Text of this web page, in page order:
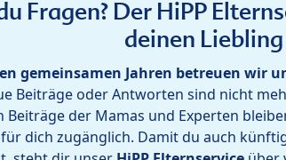
Fragen? Der HiPP
deinen
gemeinsamen Jahren betreuen wir
Beiträge oder Antworten sind nicht
Beiträge der Mamas und Experten
dich zugänglich. Damit du auch